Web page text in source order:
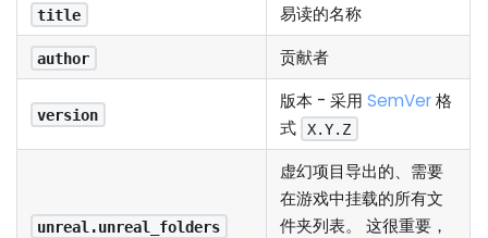
title 易读的名称
author 贡献者
version
版本 - 采用 SemVer格
式
X.Y.Z
unreal.unreal_folders
虚幻项目导出的、需要
在游戏中挂载的所有文
件夹列表。 这很重要，